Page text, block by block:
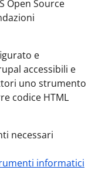
Open Source
e
accessibili e
uno strumento
codice HTML
necessari
informatici